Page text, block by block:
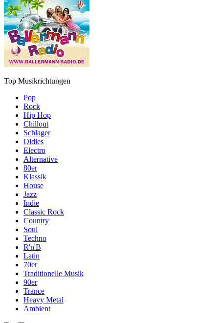
Top Musikrichtungen
Pop
Rock
Hip Hop
Chillout
Schlager
Oldies
Electro
Alternative
80er
Klassik
House
Jazz
Indie
Classic Rock
Country
Soul
Techno
R'n'B
Latin
70er
Traditionelle Musik
90er
Trance
Heavy Metal
Ambient